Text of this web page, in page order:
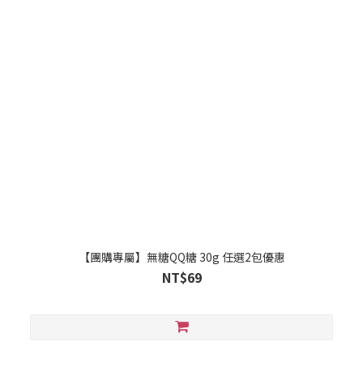
【團購專屬】無糖QQ糖 30g 任選2包優惠
NT$69